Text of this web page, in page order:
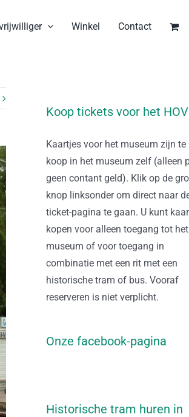
Winkel Contact
Koop tickets voor het
Kaartjes voor het museum zijn te
koop in het museum zelf (alleen
geen contant geld). Klik op de
knop linksonder om direct naar
ticket-pagina te gaan. U kunt
kopen voor alleen toegang tot het
museum of voor toegang in
combinatie met een rit met een
historische tram of bus. Vooraf
reserveren is niet verplicht.
Onze facebook-pagina
Historische tram huren in